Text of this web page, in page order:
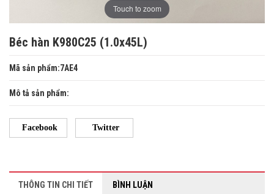
Touch to zoom
Béc hàn K980C25 (1.0x45L)
Mã sản phẩm:7AE4
Mô tả sản phẩm:
Facebook Twitter
THÔNG TIN CHI TIẾT BÌNH LUẬN